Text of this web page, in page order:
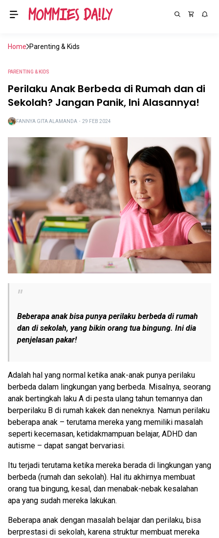
Home Parenting & Kids
PARENTING & KIDS
Perilaku Anak Berbeda di Rumah dan di
Sekolah? Jangan Panik, Ini Alasannya!
FANNYA GITA ALAMANDA ・ 29 FEB 2024
Beberapa anak bisa punya perilaku berbeda di rumah
dan di sekolah, yang bikin orang tua bingung. Ini dia
penjelasan pakar!
Adalah hal yang normal ketika anak-anak punya perilaku
berbeda dalam lingkungan yang berbeda. Misalnya, seorang
anak bertingkah laku A di pesta ulang tahun temannya dan
berperilaku B di rumah kakek dan neneknya. Namun perilaku
beberapa anak – terutama mereka yang memiliki masalah
seperti kecemasan, ketidakmampuan belajar, ADHD dan
autisme – dapat sangat bervariasi.
Itu terjadi terutama ketika mereka berada di lingkungan yang
berbeda (rumah dan sekolah). Hal itu akhirnya membuat
orang tua bingung, kesal, dan menabak-nebak kesalahan
apa yang sudah mereka lakukan.
Beberapa anak dengan masalah belajar dan perilaku, bisa
berprestasi di sekolah, karena struktur membuat mereka